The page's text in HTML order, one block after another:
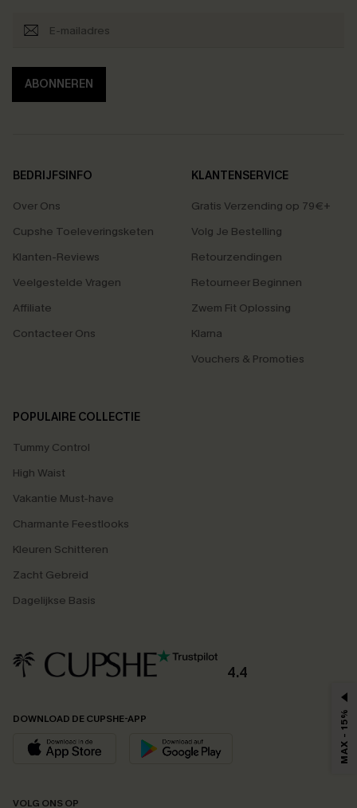
ABONNEREN
BEDRIJFSINFO
Over Ons
Cupshe Toeleveringsketen
Klanten-Reviews
Veelgestelde Vragen
Affiliate
Contacteer Ons
KLANTENSERVICE
Gratis Verzending op 79€+
Volg Je Bestelling
Retourzendingen
Retourneer Beginnen
Zwem Fit Oplossing
Klarna
Vouchers & Promoties
POPULAIRE COLLECTIE
Tummy Control
High Waist
Vakantie Must-have
Charmante Feestlooks
Kleuren Schitteren
Zacht Gebreid
Dagelijkse Basis
4.4
DOWNLOAD DE CUPSHE-APP
VOLG ONS OP
MAX - 15%